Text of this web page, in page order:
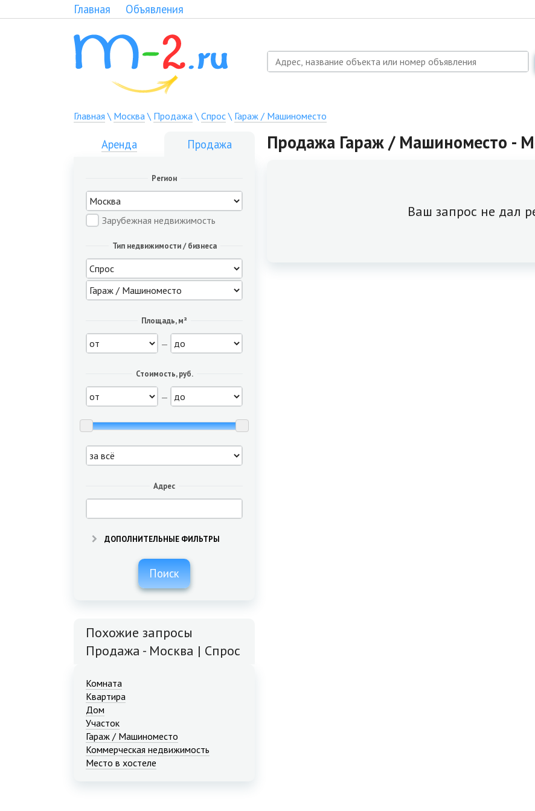
Главная Объявления
Главная \ Москва\ Продажа\ Спрос\ Гараж / Машиноместо
Аренда Продажа
Регион
Зарубежная недвижимость
Тип недвижимости / бизнеса
Площадь, м²
—
Стоимость, руб.
—
Адрес
ДОПОЛНИТЕЛЬНЫЕ ФИЛЬТРЫ
Поиск
Похожие запросы
Продажа - Москва | Спрос
Комната
Квартира
Дом
Участок
Гараж / Машиноместо
Коммерческая недвижимость
Место в хостеле
Продажа Гараж / Машиноместо -
Ваш запрос не дал